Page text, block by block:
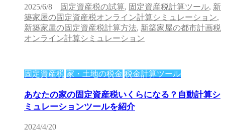
2025/6/8 固定資産税の試算, 固定資産税計算ツール, 新
築家屋の固定資産税オンライン計算シミュレーション,
新築家屋の固定資産税計算方法, 新築家屋の都市計画税
オンライン計算シミュレーション
固定資産税 家・土地の税金 税金計算ツール
あなたの家の固定資産税いくらになる？自動計算シ
ミュレーションツールを紹介
2024/4/20